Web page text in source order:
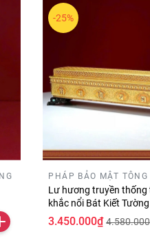
-25%
PHÁP BẢO MẬT
Lư hương truyền thống
khắc nổi Bát Kiết
chú
3.450.000₫